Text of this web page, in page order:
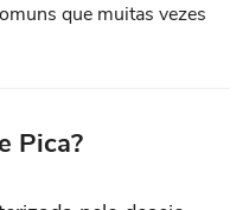
que muitas vezes
Pica?